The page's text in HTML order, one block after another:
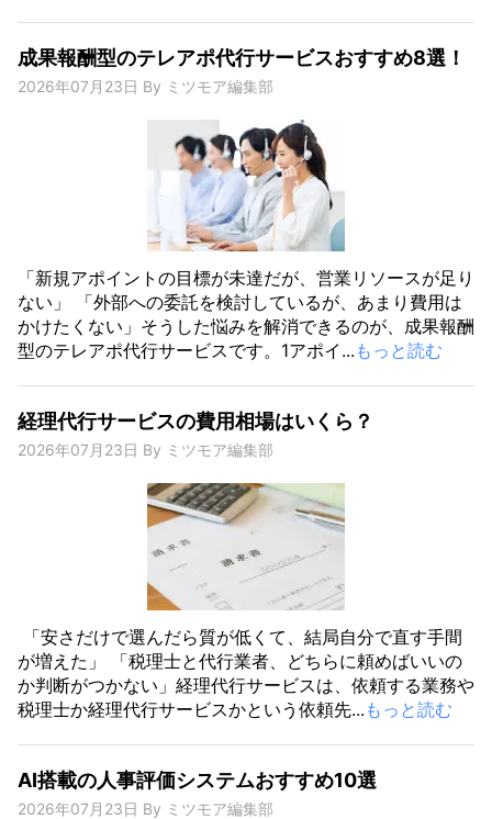
成果報酬型のテレアポ代行サービスおすすめ8選！
2026年07月23日 By ミツモア編集部
「新規アポイントの目標が未達だが、営業リソースが足り
ない」 「外部への委託を検討しているが、あまり費用は
かけたくない」そうした悩みを解消できるのが、成果報酬
型のテレアポ代行サービスです。1アポイ... もっと読む
経理代行サービスの費用相場はいくら？
2026年07月23日 By ミツモア編集部
「安さだけで選んだら質が低くて、結局自分で直す手間
が増えた」 「税理士と代行業者、どちらに頼めばいいの
か判断がつかない」経理代行サービスは、依頼する業務や
税理士か経理代行サービスかという依頼先... もっと読む
AI搭載の人事評価システムおすすめ10選
2026年07月23日 By ミツモア編集部